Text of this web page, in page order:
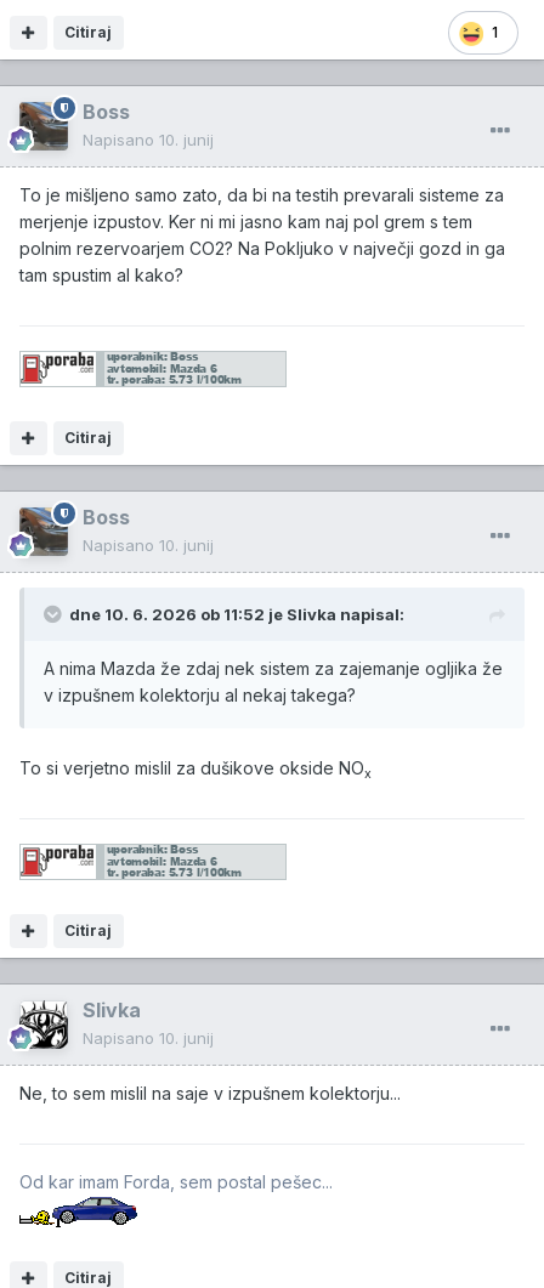
1
Citiraj
Boss
Napisano 10. junij
To je mišljeno samo zato, da bi na testih prevarali sisteme za
merjenje izpustov. Ker ni mi jasno kam naj pol grem s tem
polnim rezervoarjem CO2? Na Pokljuko v največji gozd in ga
tam spustim al kako?
Citiraj
Boss
Napisano 10. junij
dne 10. 6. 2026 ob 11:52 je Slivka napisal:
A nima Mazda že zdaj nek sistem za zajemanje ogljika že
v izpušnem kolektorju al nekaj takega?
To si verjetno mislil za dušikove okside NOx
Citiraj
Slivka
Napisano 10. junij
Ne, to sem mislil na saje v izpušnem kolektorju...
Citiraj
Od kar imam Forda, sem postal pešec...